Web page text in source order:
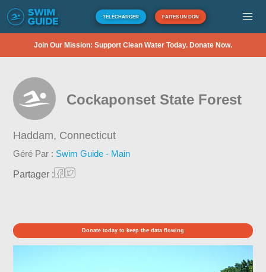
TÉLÉCHARGER FAITES UN DON
Join Our Mission: Support Clean Water Today. Donate Now.
Cockaponset State Forest
Haddam, Connecticut
Géré Par : Swim Guide - Main
Partager :
Donate today to keep the data flowing